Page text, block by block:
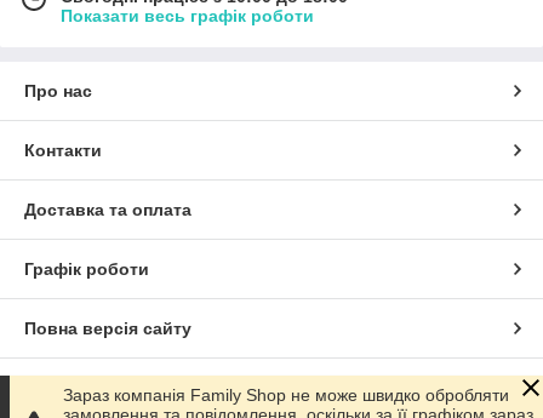
Показати весь графік роботи
Про нас
Контакти
Доставка та оплата
Графік роботи
Повна версія сайту
Сайт створено на маркетплейсі
Зараз компанія Family Shop не може швидко обробляти